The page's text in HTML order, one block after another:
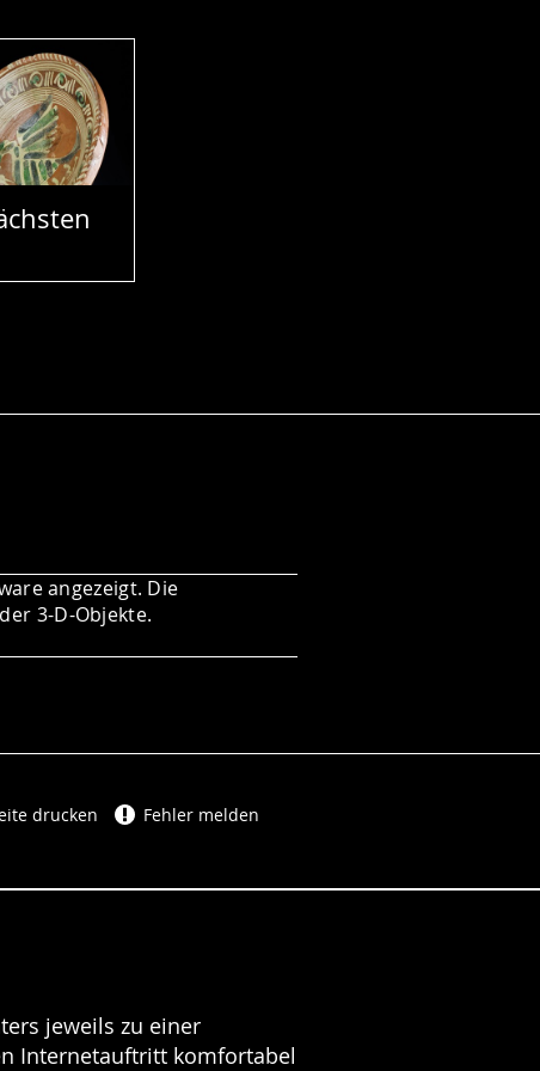
jeweils zu einer
Internetauftritt komfortabel
angezeigt. Die
3-D-Objekte.
drucken Fehler melden